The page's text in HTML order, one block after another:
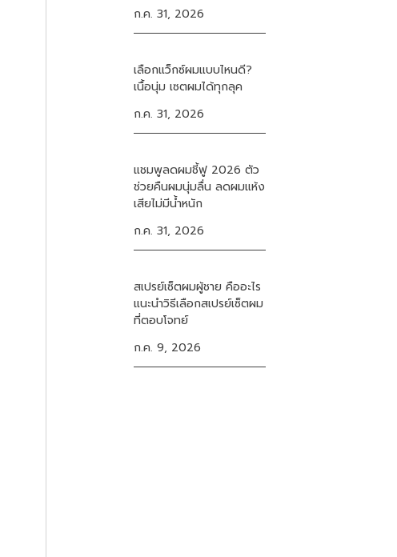
ก.ค. 31, 2026
เลือกแว็กซ์ผมแบบไหนดี?
เนื้อนุ่ม เซตผมได้ทุกลุค
ก.ค. 31, 2026
แชมพูลดผมชี้ฟู 2026 ตัว
ช่วยคืนผมนุ่มลื่น ลดผมแห้ง
เสียไม่มีน้ำหนัก
ก.ค. 31, 2026
สเปรย์เซ็ตผมผู้ชาย คืออะไร
แนะนำวิธีเลือกสเปรย์เซ็ตผม
ที่ตอบโจทย์
ก.ค. 9, 2026